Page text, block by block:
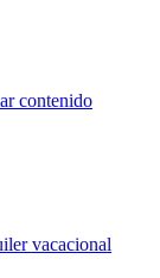
contenido
vacacional